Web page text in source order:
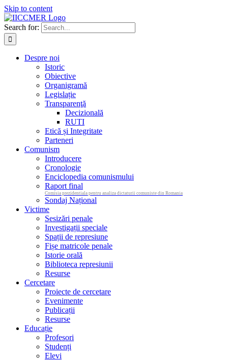
Skip to content
Search for:
Despre noi
Istoric
Obiective
Organigramă
Legislație
Transparenţă
Decizională
RUTI
Etică și Integritate
Parteneri
Comunism
Introducere
Cronologie
Enciclopedia comunismului
Raport final
Comisia prezidentiala pentru analiza dictaturii comuniste din Romania
Sondaj Național
Victime
Sesizări penale
Investigații speciale
Spații de represiune
Fișe matricole penale
Istorie orală
Biblioteca represiunii
Resurse
Cercetare
Proiecte de cercetare
Evenimente
Publicații
Resurse
Educație
Profesori
Studenți
Elevi